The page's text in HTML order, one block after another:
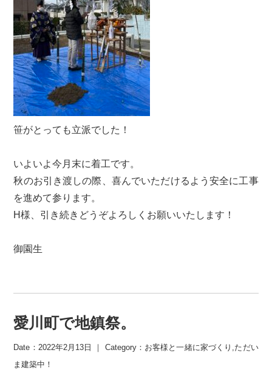
笹がとっても立派でした！
いよいよ今月末に着工です。
秋のお引き渡しの際、喜んでいただけるよう安全に工事
を進めて参ります。
H様、引き続きどうぞよろしくお願いいたします！
御園生
愛川町で地鎮祭。
Date：2022年2月13日 ｜ Category： お客様と一緒に家づくり ,ただい
ま建築中！